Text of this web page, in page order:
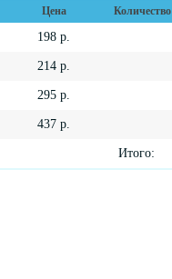
Цена Количество
198 р.
214 р.
295 р.
437 р.
Итого: